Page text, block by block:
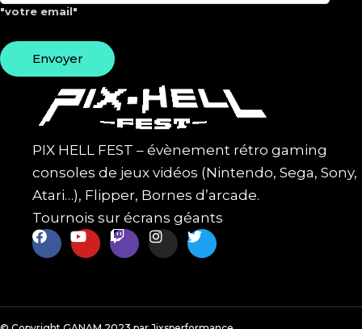
"votre email"
PIX HELL FEST – évènement rétro gaming
consoles de jeux vidéos (Nintendo, Sega, Sony,
Atari…), Flipper, Bornes d’arcade.
Tournois sur écrans géants